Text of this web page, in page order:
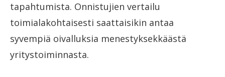
tapahtumista. Onnistujien vertailu
toimialakohtaisesti saattaisikin antaa
syvempiä oivalluksia menestyksekkäästä
yritystoiminnasta.